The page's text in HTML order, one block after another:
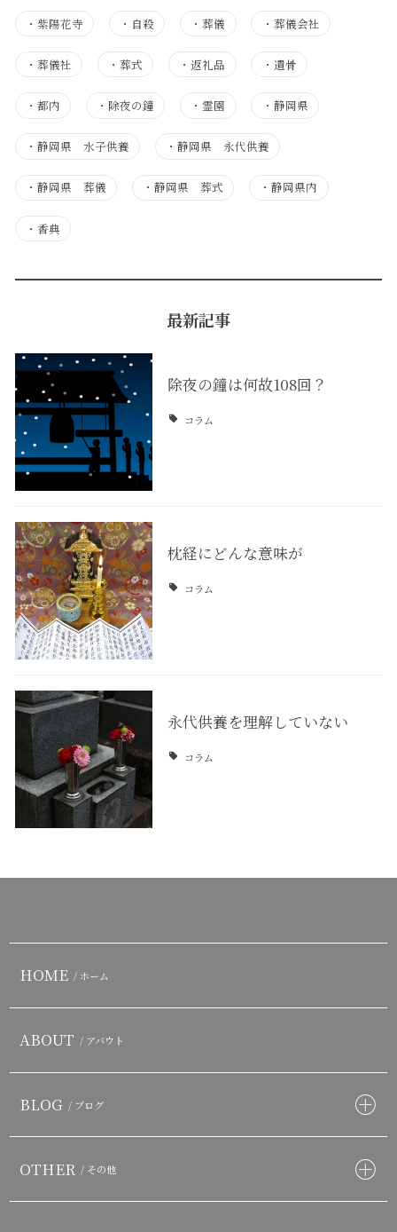
・ 紫陽花寺 ・ 自殺 ・葬儀 ・ 葬儀会社
・ 葬儀社 ・葬式 ・返礼品 ・ 遺骨
・ 都内 ・ 除夜の鐘 ・霊園 ・ 静岡県
・ 静岡県 水子供養 ・静岡県 永代供養
・ 静岡県 葬儀 ・静岡県 葬式 ・静岡県内
・ 香典
最新記事
除夜の鐘は何故108回？
コラム
枕経にどんな意味が
コラム
永代供養を理解していない
コラム
HOME / ホーム
ABOUT / アバウト
BLOG / ブログ
OTHER / その他